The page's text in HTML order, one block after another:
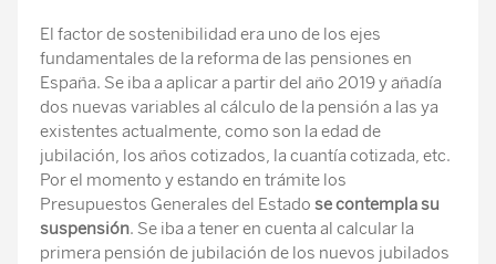
El factor de sostenibilidad era uno de los ejes
fundamentales de la reforma de las pensiones en
España. Se iba a aplicar a partir del año 2019 y añadía
dos nuevas variables al cálculo de la pensión a las ya
existentes actualmente, como son la edad de
jubilación, los años cotizados, la cuantía cotizada, etc.
Por el momento y estando en trámite los
Presupuestos Generales del Estado se contempla su
suspensión. Se iba a tener en cuenta al calcular la
primera pensión de jubilación de los nuevos jubilados